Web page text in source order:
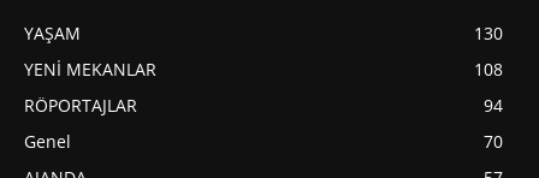
YAŞAM
130
YENİ MEKANLAR
108
RÖPORTAJLAR
94
Genel
70